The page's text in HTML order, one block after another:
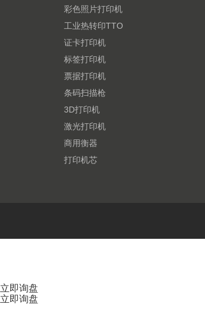
彩色照片打印机
工业热转印TTO
证卡打印机
标签打印机
票据打印机
条码扫描枪
3D打印机
激光打印机
商用衡器
打印机芯
立即询盘
立即询盘